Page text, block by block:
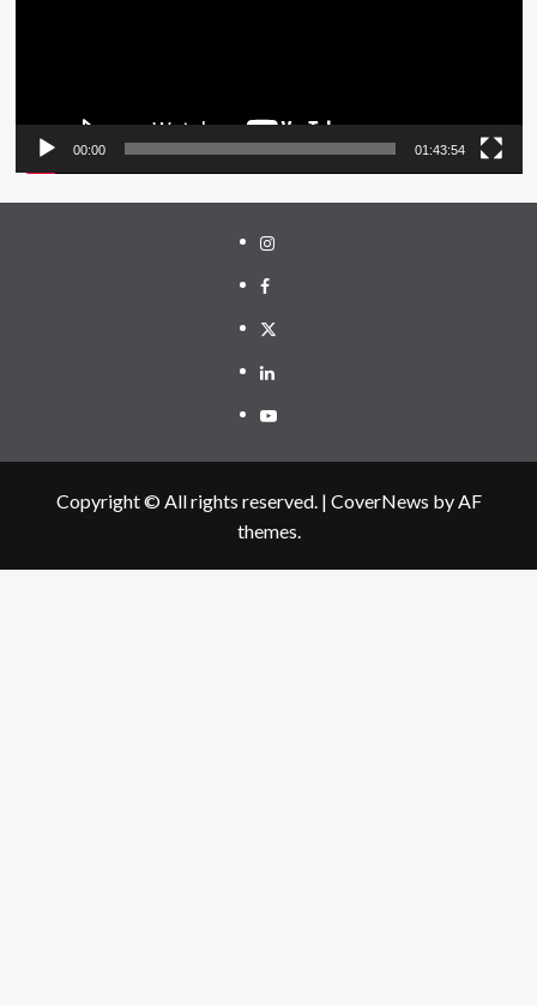
00:00 01:43:54
Instagram
Facebook
Twitter
Linkedin
Youtube
Copyright © All rights reserved. | CoverNews by AF
themes.